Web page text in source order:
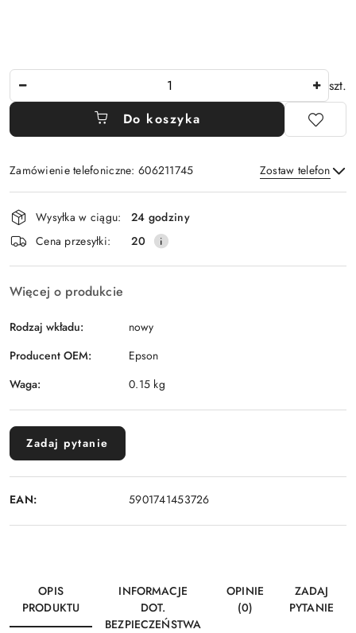
szt.
Do koszyka
Zamówienie telefoniczne: 606211745 Zostaw telefon
Wyślij
Dostępność
i
dostawa
Wysyłka w ciągu:
24 godziny
Cena przesyłki:
20
Więcej o produkcie
Rodzaj wkładu:
nowy
Producent OEM:
Epson
Waga:
0.15 kg
Zadaj pytanie
EAN: 5901741453726
OPIS
PRODUKTU
INFORMACJE
DOT.
BEZPIECZEŃSTWA
OPINIE
(0)
ZADAJ
PYTANIE